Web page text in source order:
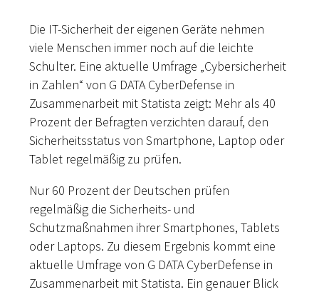
Die IT-Sicherheit der eigenen Geräte nehmen
viele Menschen immer noch auf die leichte
Schulter. Eine aktuelle Umfrage „Cybersicherheit
in Zahlen“ von G DATA CyberDefense in
Zusammenarbeit mit Statista zeigt: Mehr als 40
Prozent der Befragten verzichten darauf, den
Sicherheitsstatus von Smartphone, Laptop oder
Tablet regelmäßig zu prüfen.
Nur 60 Prozent der Deutschen prüfen
regelmäßig die Sicherheits- und
Schutzmaßnahmen ihrer Smartphones, Tablets
oder Laptops. Zu diesem Ergebnis kommt eine
aktuelle Umfrage von G DATA CyberDefense in
Zusammenarbeit mit Statista. Ein genauer Blick